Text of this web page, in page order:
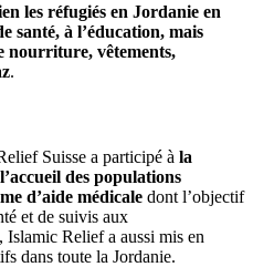
les réfugiés en Jordanie en
santé, à l’éducation, mais
nourriture, vêtements,
.
Suisse a participé à la
des populations
d’aide médicale dont l’objectif
et de suivis aux
Islamic Relief a aussi mis en
dans toute la Jordanie.